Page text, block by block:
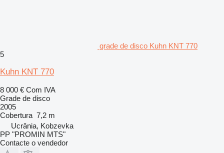
grade de disco Kuhn KNT 770
5
Kuhn KNT 770
8 000 € Com IVA
Grade de disco
2005
Cobertura 7,2 m
Ucrânia, Kobzevka
PP "PROMIN MTS"
Contacte o vendedor